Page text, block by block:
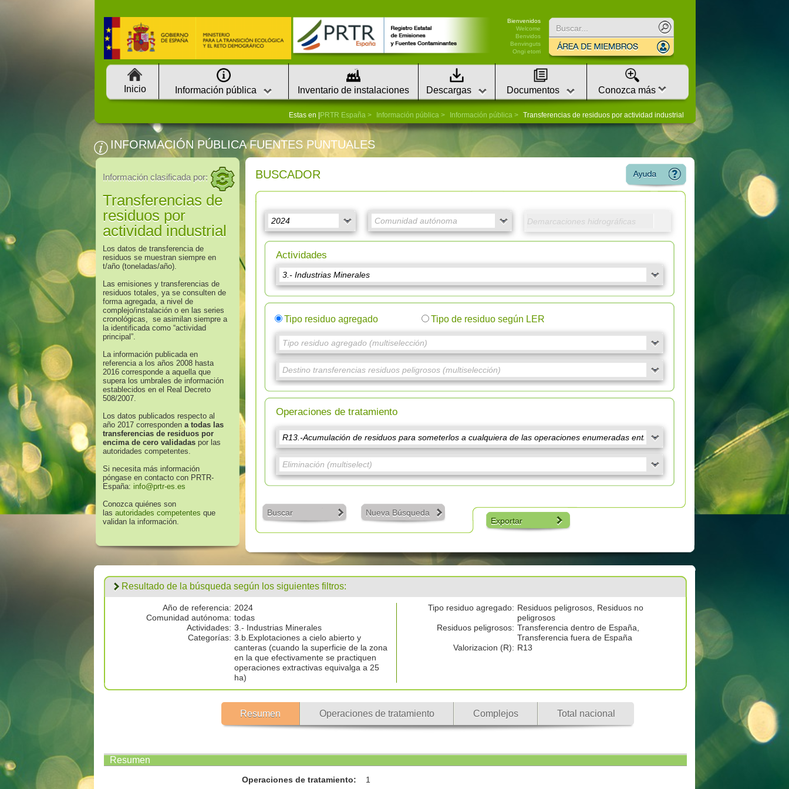
Bienvenidos
Welcome
Benvidos
Benvinguts
Ongi etorri
Inicio Información pública Inventario de instalaciones Descargas Documentos Conozca más
Estas en | PRTR España Información pública Información pública Transferencias de residuos por actividad industrial
INFORMACIÓN PÚBLICA FUENTES PUNTUALES
Información clasificada por:
Transferencias de
residuos por
actividad industrial
Los datos de transferencia de
residuos se muestran siempre en
t/año (toneladas/año).
Las emisiones y transferencias de
residuos totales, ya se consulten de
forma agregada, a nivel de
complejo/instalación o en las series
cronológicas, se asimilan siempre a
la identificada como “actividad
principal”.
La información publicada en
referencia a los años 2008 hasta
2016 corresponde a aquella que
supera los umbrales de información
establecidos en el Real Decreto
508/2007.
Los datos publicados respecto al
año 2017 correspondena todas las
transferencias de residuos por
encima de cero validadaspor las
autoridades competentes.
Si necesita más información
póngase en contacto con PRTR-
España: info@prtr-es.es
Conozca quiénes son
las autoridades competentes que
validan la información.
BUSCADOR
Actividades
Tipo residuo agregado Tipo de residuo según LER
Operaciones de tratamiento
Buscar
Nueva Búsqueda
Exportar
Resultado de la búsqueda según los siguientes filtros:
Año de referencia: 2024
Comunidad autónoma: todas
Actividades: 3.- Industrias Minerales
Categorías: 3.b.Explotaciones a cielo abierto y
canteras (cuando la superficie de la zona
en la que efectivamente se practiquen
operaciones extractivas equivalga a 25
ha)
Tipo residuo agregado: Residuos peligrosos, Residuos no
peligrosos
Residuos peligrosos: Transferencia dentro de España,
Transferencia fuera de España
Valorizacion (R): R13
Resumen Operaciones de tratamiento Complejos Total nacional
Resumen
Operaciones de tratamiento:
1